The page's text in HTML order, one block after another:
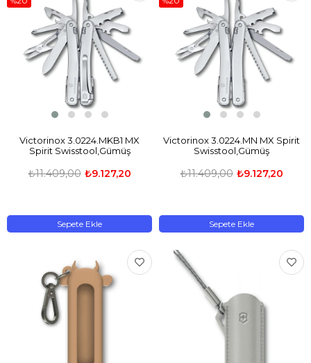
Victorinox 3.0224.MKB1 MX
Spirit Swisstool,Gümüş
₺9.127,20
₺11.409,00
Sepete Ekle
Victorinox 3.0224.MN MX Spirit
Swisstool,Gümüş
₺9.127,20
₺11.409,00
Sepete Ekle